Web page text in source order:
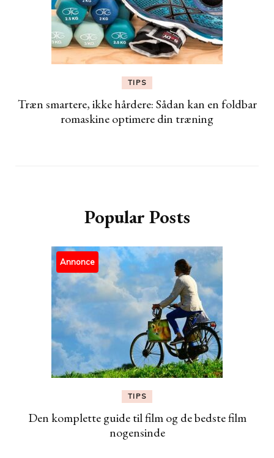
TIPS
Træn smartere, ikke hårdere: Sådan kan en foldbar
romaskine optimere din træning
Popular Posts
Annonce
TIPS
Den komplette guide til film og de bedste film
nogensinde